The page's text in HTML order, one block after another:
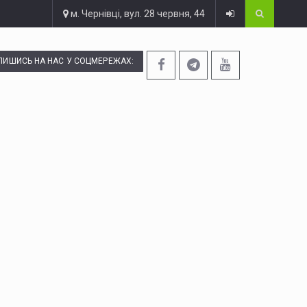
м. Чернівці, вул. 28 червня, 44
НА НАС У СОЦМЕРЕЖАХ: